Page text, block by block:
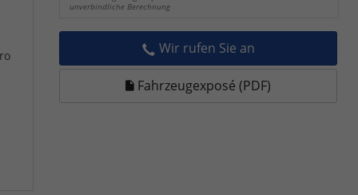
unverbindliche Berechnung
Wir rufen Sie an
Fahrzeugexposé (PDF)